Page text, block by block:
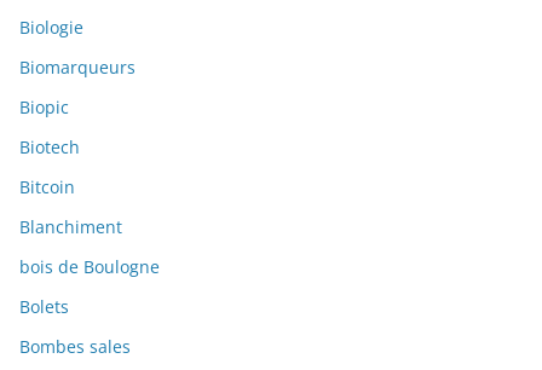
Biologie
Biomarqueurs
Biopic
Biotech
Bitcoin
Blanchiment
bois de Boulogne
Bolets
Bombes sales